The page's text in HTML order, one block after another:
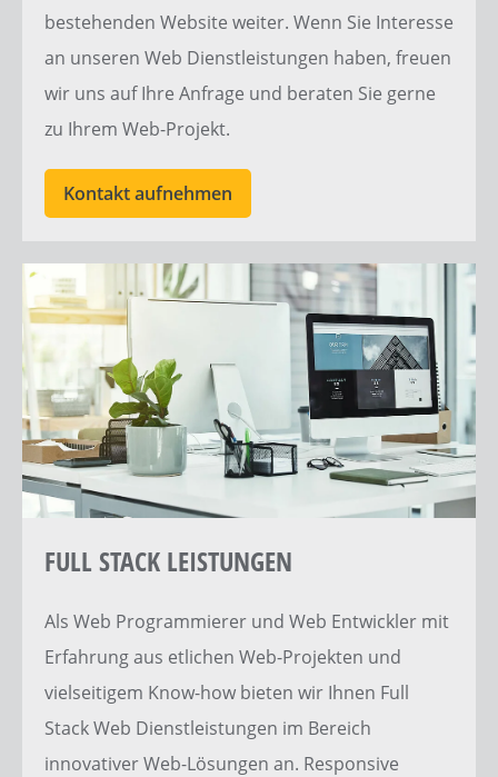
bestehenden Website weiter. Wenn Sie Interesse
an unseren Web Dienstleistungen haben, freuen
wir uns auf Ihre Anfrage und beraten Sie gerne
zu Ihrem Web-Projekt.
Kontakt aufnehmen
FULL STACK LEISTUNGEN
Als Web Programmierer und Web Entwickler mit
Erfahrung aus etlichen Web-Projekten und
vielseitigem Know-how bieten wir Ihnen Full
StackWeb Dienstleistungen im Bereich
innovativerWeb-Lösungen an. Responsive